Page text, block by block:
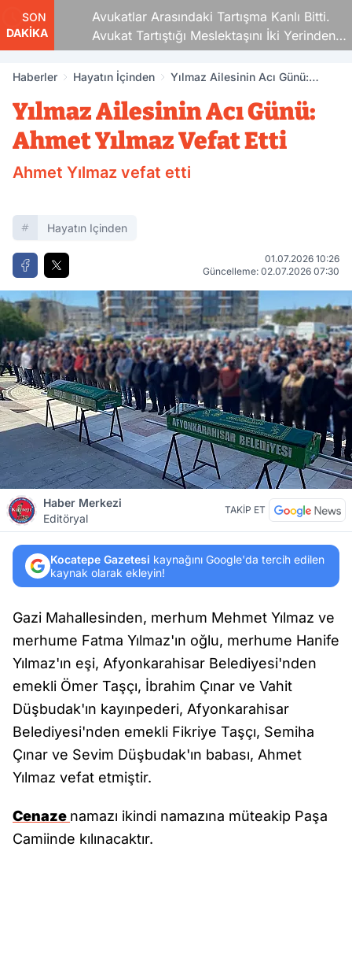
SON
DAKİKA
Avukatlar Arasındaki Tartışma Kanlı Bitti.
Avukat Tartıştığı Meslektaşını İki Yerinden
Vurdu
Haberler Hayatın İçinden
Yılmaz Ailesinin Acı Günü:
Yılmaz Ailesinin Acı Günü:
Ahmet Yılmaz Vefat Etti
Ahmet Yılmaz vefat etti
Hayatın Içinden
01.07.2026 10:26
Güncelleme: 02.07.2026 07:30
Haber Merkezi
Editöryal
TAKİP ET
Kocatepe Gazetesi kaynağını Google'da tercih edilen
kaynak olarak ekleyin!
Gazi Mahallesinden, merhum Mehmet Yılmaz ve
merhume Fatma Yılmaz'ın oğlu, merhume Hanife
Yılmaz'ın eşi, Afyonkarahisar Belediyesi'nden
emekli Ömer Taşçı, İbrahim Çınar ve Vahit
Düşbudak'ın kayınpederi, Afyonkarahisar
Belediyesi'nden emekli Fikriye Taşçı, Semiha
Çınar ve Sevim Düşbudak'ın babası, Ahmet
Yılmaz vefat etmiştir.
Cenaze namazı ikindi namazına müteakip Paşa
Camiinde kılınacaktır.